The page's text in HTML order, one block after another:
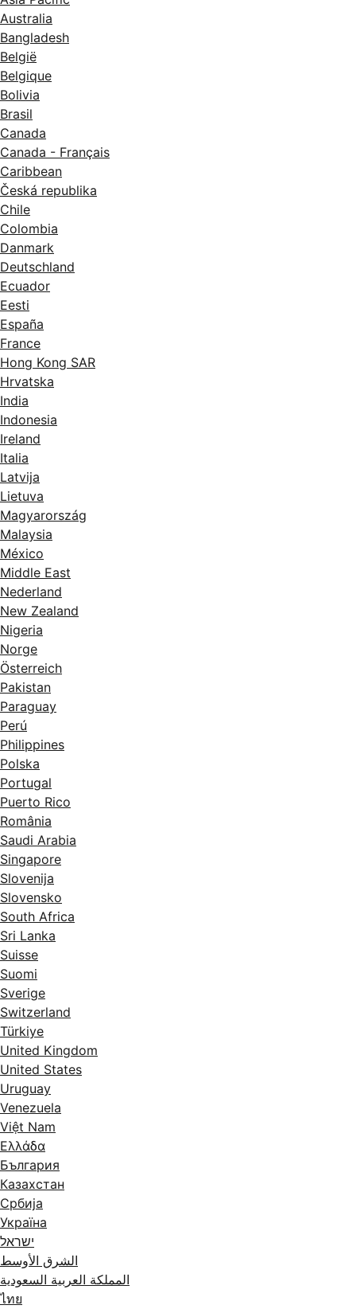
Australia
Bangladesh
België
Belgique
Bolivia
Brasil
Canada
Canada - Français
Caribbean
Česká republika
Chile
Colombia
Danmark
Deutschland
Ecuador
Eesti
España
France
Hong Kong SAR
Hrvatska
India
Indonesia
Ireland
Italia
Latvija
Lietuva
Magyarország
Malaysia
México
Middle East
Nederland
New Zealand
Nigeria
Norge
Österreich
Pakistan
Paraguay
Perú
Philippines
Polska
Portugal
Puerto Rico
România
Saudi Arabia
Singapore
Slovenija
Slovensko
South Africa
Sri Lanka
Suisse
Suomi
Sverige
Switzerland
Türkiye
United Kingdom
United States
Uruguay
Venezuela
Việt Nam
Ελλάδα
България
Казахстан
Србија
Україна
ישראל
الشرق الأوسط
المملكة العربية السعودية
ไทย